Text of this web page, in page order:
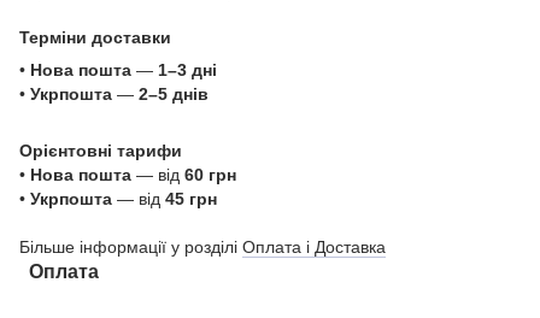
Терміни доставки
• Нова пошта — 1–3 дні
• Укрпошта — 2–5 днів
Орієнтовні тарифи
• Нова пошта — від 60 грн
• Укрпошта — від 45 грн
Більше інформації у розділі Оплата і Доставка
Оплата